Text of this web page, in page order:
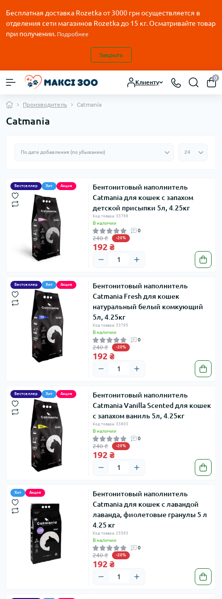
Бесплатная доставка Rozetka от3000 грн осуществляется в
отделения сети магазинов Rozetka до 15 кг. Осматривайте товар
при получении. Подробнее
Закрыть
Клиенту
0
Производитель Catmania
Catmania
Бестселлер Хит Акция
Бентонитовый наполнитель
Catmania для кошек с запахом
детской присыпки 5л, 4.25кг
Код товара: 33798
В наличии
0
240 ₴ -20%
192 ₴
Бестселлер Хит Акция
Бентонитовый наполнитель
Catmania Fresh для кошек
натуральный белый комкующий
5л, 4.25кг
Код товара: 33795
В наличии
0
240 ₴ -20%
192 ₴
Бестселлер Хит Акция
Бентонитовый наполнитель
Catmania Vanilla Scented для кошек
с запахом ваниль 5л, 4.25кг
Код товара: 33803
В наличии
0
240 ₴ -20%
192 ₴
Хит Акция
Бентонитовый наполнитель
Catmania для кошек с лавандой
лаванда, фиолетовые гранулы 5 л
4.25 кг
Код товара: 25583
В наличии
0
240 ₴ -20%
192 ₴